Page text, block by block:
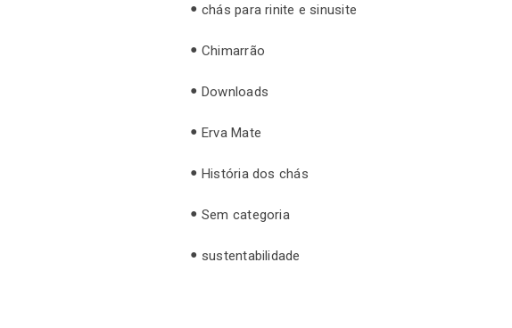
chás para rinite e sinusite
Chimarrão
Downloads
Erva Mate
História dos chás
Sem categoria
sustentabilidade